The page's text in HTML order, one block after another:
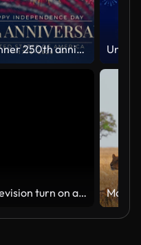
Banner 250th anniversary of the USA. 250 years of independence. 4th of july 2026 usa independence day, video greeting card. US flag fireworks on blue sky background. Fourth of july. 4k seamless loop
Television turn on and off. Switch on tv effect, switch off tv effect. Turn on Lcd TV effect, turn off TV effect . Led Tv on and off on black background